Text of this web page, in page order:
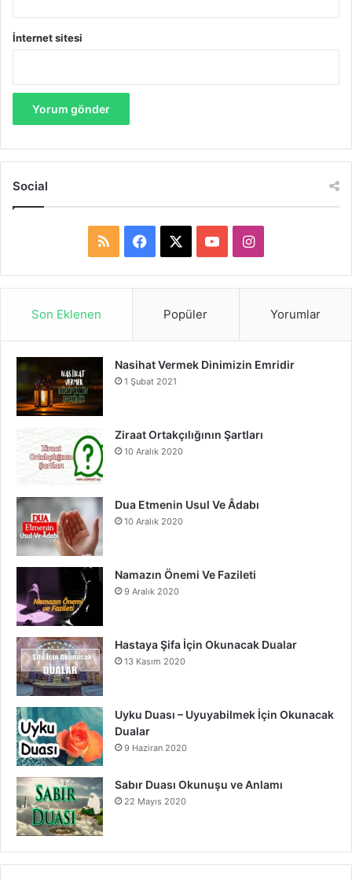
İnternet sitesi
Social
S
a
b
o
o
u
e
I
n
a
r
Son Eklenen Popüler Yorumlar
Nasihat Vermek Dinimizin Emridir
1 Şubat 2021
Ziraat Ortakçılığının Şartları
10 Aralık 2020
Dua Etmenin Usul Ve Âdabı
10 Aralık 2020
Namazın Önemi Ve Fazileti
9 Aralık 2020
Hastaya Şifa İçin Okunacak Dualar
13 Kasım 2020
Uyku Duası – Uyuyabilmek İçin Okunacak
Dualar
9 Haziran 2020
Sabır Duası Okunuşu ve Anlamı
22 Mayıs 2020